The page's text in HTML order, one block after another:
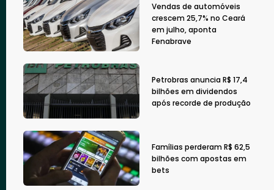
Vendas de automóveis
crescem 25,7% no Ceará
em julho, aponta
Fenabrave
Petrobras anuncia R$ 17,4
bilhões em dividendos
após recorde de produção
Famílias perderam R$ 62,5
bilhões com apostas em
bets